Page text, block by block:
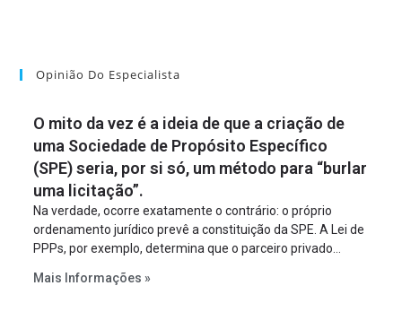
Opinião Do Especialista
O mito da vez é a ideia de que a criação de
uma Sociedade de Propósito Específico
(SPE) seria, por si só, um método para “burlar
uma licitação”.
Na verdade, ocorre exatamente o contrário: o próprio
ordenamento jurídico prevê a constituição da SPE. A Lei de
PPPs, por exemplo, determina que o parceiro privado
empreendimento. Ou seja, a suposta “fraude à licitação” é
Mais Informações »